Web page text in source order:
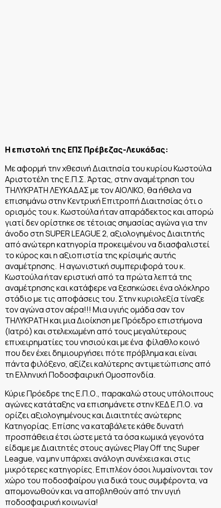
Η επιστολή της ΕΠΣ Πρέβεζας-Λευκάδας:
Με αφορμή την χθεσινή Διαιτησία του κυρίου Κωστούλα
Αριστοτέλη της Ε.Π.Σ. Άρτας, στην αναμέτρηση του
ΤΗΛΥΚΡΑΤΗ ΛΕΥΚΑΔΑΣ με τον ΑΙΟΛΙΚΟ, θα ήθελα να
επισημάνω στην Κεντρική Επιτροπή Διαιτησίας ότι ο
ορισμός του κ. Κωστούλα ήταν απαράδεκτος και απορώ
γιατί δεν ορίστηκε σε τέτοιας σημασίας αγώνα για την
άνοδο στη SUPER LEAGUE 2, αξιολογημένος Διαιτητής
από ανώτερη κατηγορία προκειμένου να διασφαλιστεί
το κύρος και η αξιοπιστία της κρίσιμής αυτής
αναμέτρησης. Η αγωνιστική συμπεριφορά του κ.
Κωστούλα ήταν εριστική από τα πρώτα λεπτά της
αναμέτρησης και κατάφερε να ξεσηκώσει ένα ολόκληρο
στάδιο με τις αποφάσεις του. Στην κυριολεξία τίναξε
τον αγώνα στον αέρα!!! Μια υγιής ομάδα σαν τον
ΤΗΛΥΚΡΑΤΗ και μια Διοίκηση με Πρόεδρο επιστήμονα
(Ιατρό) και στελεχωμένη από τους μεγαλύτερους
επιχειρηματίες του νησιού και με ένα φίλαθλο κοινό
που δεν έχει δημιουργήσει πότε πρόβλημα και είναι
πάντα φιλόξενο, αξίζει καλύτερης αντιμετώπισης από
τη Ελληνική Ποδοσφαιρική Ομοσπονδία.
Κύριε Πρόεδρε της Ε.Π.Ο., παρακαλώ στους υπόλοιπους
αγώνες κατάταξης να επισημάνετε στην ΚΕΔ Ε.Π.Ο. να
ορίζει αξιολογημένους και Διαιτητές ανώτερης
Κατηγορίας. Επίσης να καταβάλετε κάθε δυνατή
προσπάθεια έτσι ώστε μετά τα όσα κωμικά γεγονότα
είδαμε με Διαιτητές στους αγώνες Play Off της Super
League, να μην υπάρχει ανάλογη συνέχεια και στις
μικρότερες κατηγορίες. Επιπλέον όσοι λυμαίνονται τον
χώρο του ποδοσφαίρου για δικά τους συμφέροντα, να
απομονωθούν και να αποβληθούν από την υγιή
ποδοσφαιρική κοινωνία!